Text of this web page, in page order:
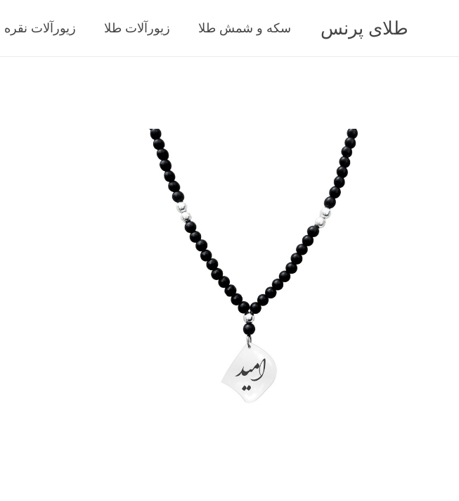
طلای پرنس سکه و شمش طلا زیورآلات طلا زیورآلات نقره